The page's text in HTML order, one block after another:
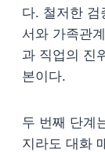
다. 철저한 검
서와 가족관
과 직업의 진
본이다.
두 번째 단계
지라도 대화